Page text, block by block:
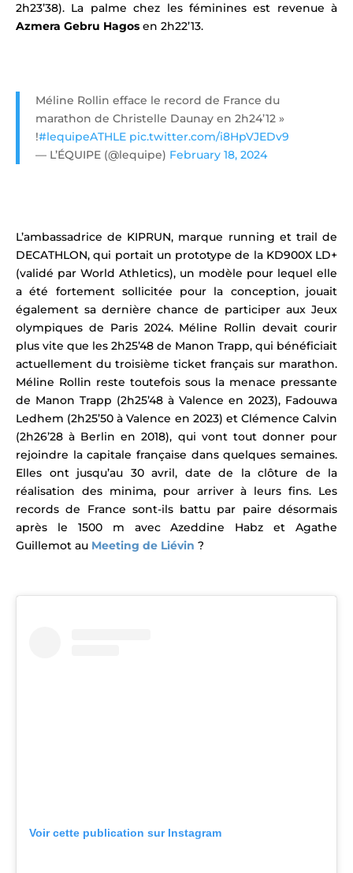
2h23’38). La palme chez les féminines est revenue à
Azmera Gebru Hagos en 2h22’13.
Méline Rollin efface le record de France du
marathon de Christelle Daunay en 2h24’12 »
!#lequipeATHLE pic.twitter.com/i8HpVJEDv9
— L’ÉQUIPE (@lequipe) February 18, 2024
L’ambassadrice de KIPRUN, marque running et trail de
DECATHLON, qui portait un prototype de la KD900X LD+
(validé par World Athletics), un modèle pour lequel elle
a été fortement sollicitée pour la conception, jouait
également sa dernière chance de participer aux Jeux
olympiques de Paris 2024. Méline Rollin devait courir
plus vite que les 2h25’48 de Manon Trapp, qui bénéficiait
actuellement du troisième ticket français sur marathon.
Méline Rollin reste toutefois sous la menace pressante
de Manon Trapp (2h25’48 à Valence en 2023), Fadouwa
Ledhem (2h25’50 à Valence en 2023) et Clémence Calvin
(2h26’28 à Berlin en 2018), qui vont tout donner pour
rejoindre la capitale française dans quelques semaines.
Elles ont jusqu’au 30 avril, date de la clôture de la
réalisation des minima, pour arriver à leurs fins. Les
records de France sont-ils battu par paire désormais
après le 1500 m avec Azeddine Habz et Agathe
Guillemot au Meeting de Liévin ?
Voir cette publication sur Instagram